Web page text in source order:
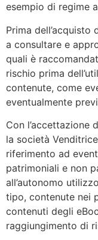
esempio di regime
Prima dell’acquisto
a consultare e
quali è
rischio prima
contenute, come
eventualmente
Con l’accettazione
la società
riferimento ad
patrimoniali e non
all’autonomo
tipo, contenute nei
contenuti degli
raggiungimento di